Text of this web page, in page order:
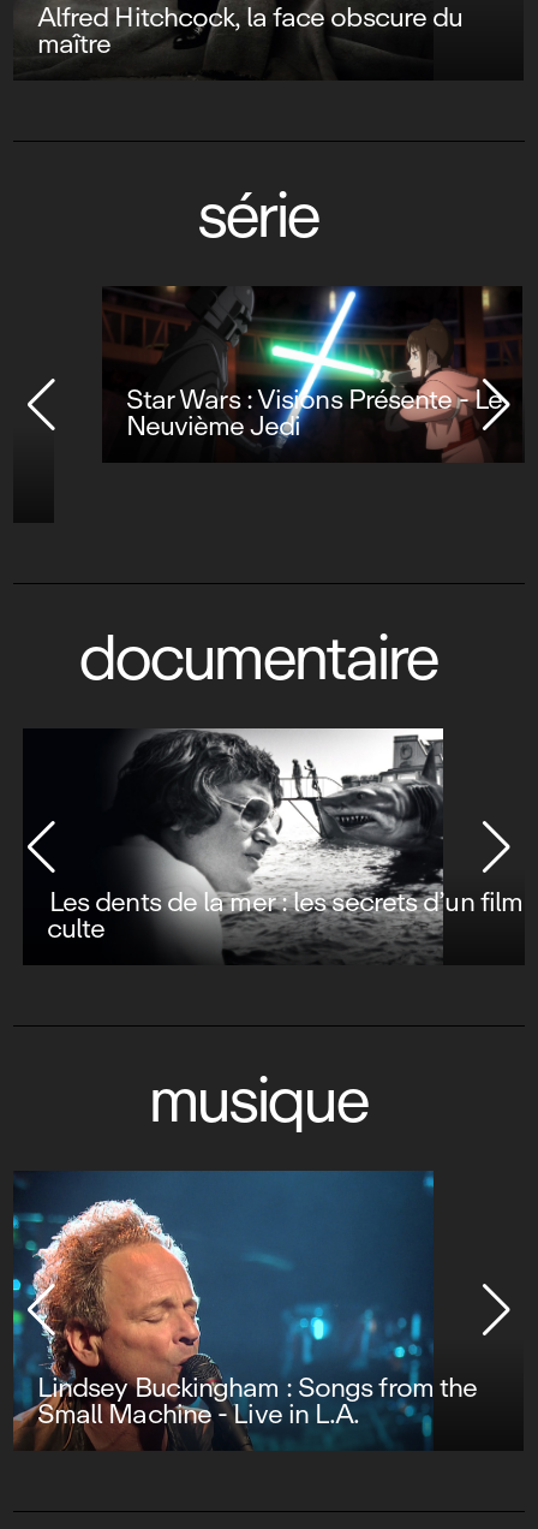
Alfred Hitchcock, la face obscure du
maître
série
Star Wars : Visions Présente - Le
Neuvième Jedi
documentaire
Les dents de la mer : les secrets d’un film
culte
musique
Lindsey Buckingham : Songs from the
Small Machine - Live in L.A.